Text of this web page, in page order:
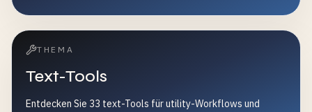
THEMA
Text-Tools
Entdecken Sie 33 text-Tools für utility-Workflows und